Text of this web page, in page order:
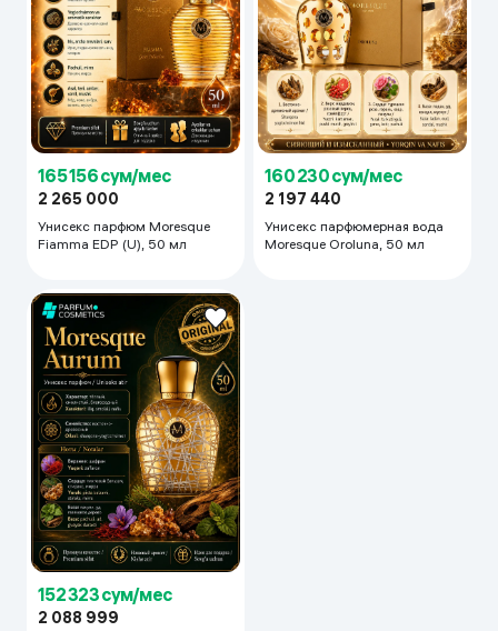
165 156 сум/мес
2 265 000
Унисекс парфюм Moresque
Fiamma EDP (U), 50 мл
160 230 сум/мес
2 197 440
Унисекс парфюмерная вода
Moresque Oroluna, 50 мл
152 323 сум/мес
2 088 999